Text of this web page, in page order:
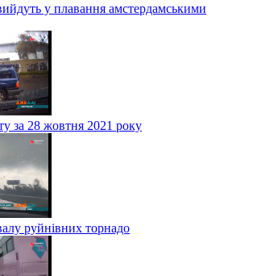
у плавання амстердамськими
за 28 жовтня 2021 року
руйнівних торнадо